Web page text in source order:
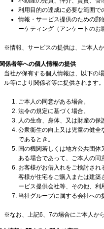
利用目的の達成に必要な範囲で
情報・サービス提供のための郵
ーケティング（アンケートのお
※情報、サービスの提供は、ご本人
係者等への個人情報の提供
当社が保有する個人情報は、以下の
ル等により関係者等に提供されます。
ご本人の同意がある場合。
法令の規定に基づく場合。
人の生命、身体、又は財産の保
公衆衛生の向上又は児童の健全
であるとき。
国の機関若しくは地方公共団
ある場合であって、ご本人の同
お客様がお借入れをご検討さ
客様が住宅をご購入または建築
ービス提供会社等、その他、利
当社グループに属する会社への
※なお、上記6、7の場合にご本人か